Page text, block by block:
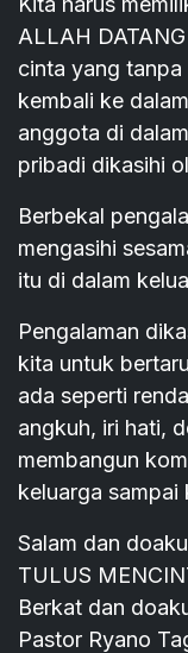
ALLAH
cinta yang
kembali ke
anggota di
pribadi dikasihi
Berbekal
mengasihi
itu di dalam
Pengalaman
kita untuk
ada seperti
angkuh, iri hati,
membangun
keluarga
Salam dan
TULUS
Berkat dan
Pastor Ryano